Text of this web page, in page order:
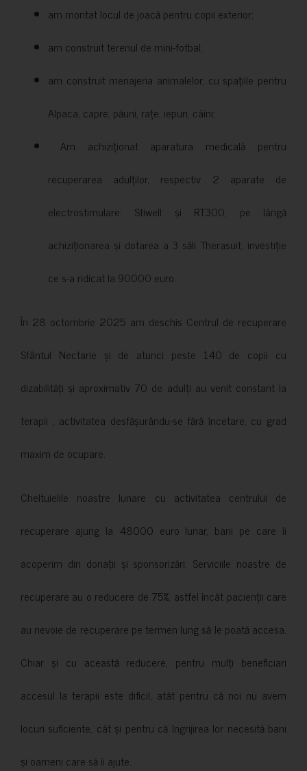
am montat locul de joacă pentru copii exterior;
am construit terenul de mini-fotbal;
am construit menajeria animalelor, cu spațiile pentru
Alpaca, capre, păuni, rațe, iepuri, câini;
Am achiziționat aparatura medicală pentru
recuperarea adulților, respectiv 2 aparate de
electrostimulare: Stiwell și RT300, pe lângă
achiziționarea și dotarea a 3 săli Therasuit, investiție
ce s-a ridicat la 90000 euro.
În 28 octombrie 2025 am deschis Centrul de recuperare
Sfântul Nectarie și de atunci peste 140 de copii cu
dizabilități și aproximativ 70 de adulți au venit constant la
terapii , activitatea desfășurându-se fără încetare, cu grad
maxim de ocupare.
Cheltuielile noastre lunare cu activitatea centrului de
recuperare ajung la 48000 euro lunar, bani pe care îi
acoperim din donații și sponsorizări. Serviciile noastre de
recuperare au o reducere de 75%, astfel încât pacienții care
au nevoie de recuperare pe termen lung să le poată accesa.
Chiar și cu această reducere, pentru mulți beneficiari
accesul la terapii este dificil, atât pentru că noi nu avem
locuri suficiente, cât și pentru că îngrijirea lor necesită bani
și oameni care să îi ajute.